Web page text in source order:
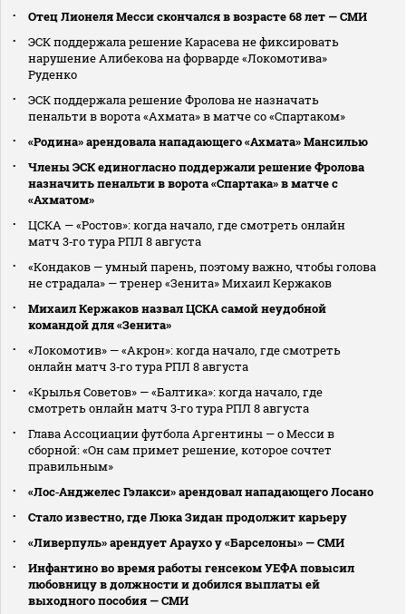
Отец Лионеля Месси скончался в возрасте 68 лет — СМИ
ЭСК поддержала решение Карасева не фиксировать
нарушение Алибекова на форварде «Локомотива»
Руденко
ЭСК поддержала решение Фролова не назначать
пенальти в ворота «Ахмата» в матче со «Спартаком»
«Родина» арендовала нападающего «Ахмата» Мансилью
Члены ЭСК единогласно поддержали решение Фролова
назначить пенальти в ворота «Спартака» в матче с
«Ахматом»
ЦСКА — «Ростов»: когда начало, где смотреть онлайн
матч 3‑го тура РПЛ 8 августа
«Кондаков — умный парень, поэтому важно, чтобы голова
не страдала» — тренер «Зенита» Михаил Кержаков
Михаил Кержаков назвал ЦСКА самой неудобной
командой для «Зенита»
«Локомотив» — «Акрон»: когда начало, где смотреть
онлайн матч 3‑го тура РПЛ 8 августа
«Крылья Советов» — «Балтика»: когда начало, где
смотреть онлайн матч 3‑го тура РПЛ 8 августа
Глава Ассоциации футбола Аргентины — о Месси в
сборной: «Он сам примет решение, которое сочтет
правильным»
«Лос‑Анджелес Гэлакси» арендовал нападающего Лосано
Стало известно, где Люка Зидан продолжит карьеру
«Ливерпуль» арендует Араухо у «Барселоны» — СМИ
Инфантино во время работы генсеком УЕФА повысил
любовницу в должности и добился выплаты ей
выходного пособия — СМИ